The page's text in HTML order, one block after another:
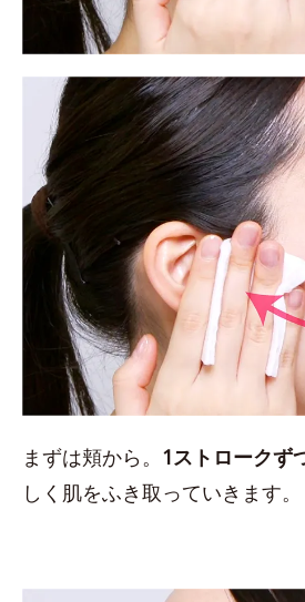
まずは頬から。 1ストロークず
しく肌をふき取っていきます。